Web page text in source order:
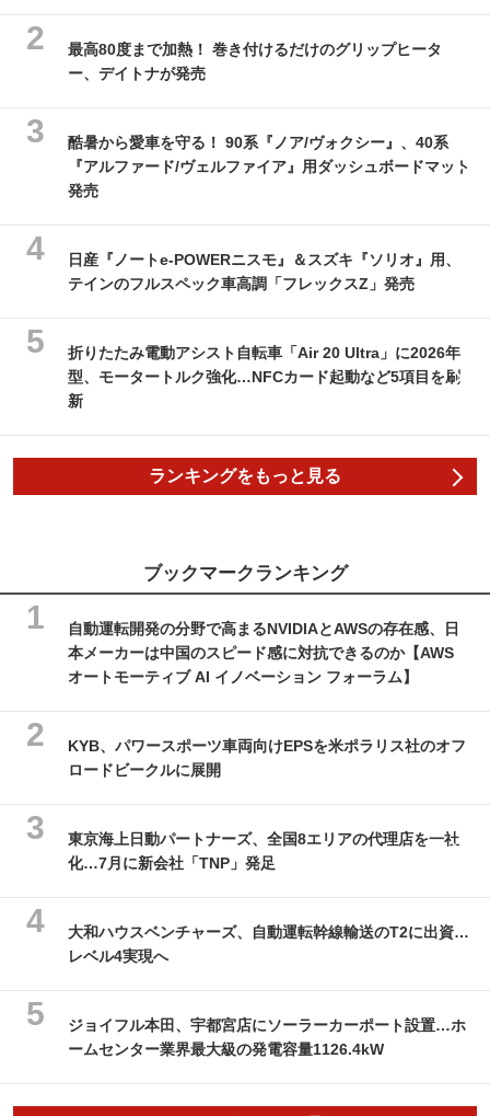
最高80度まで加熱！ 巻き付けるだけのグリップヒータ
ー、デイトナが発売
酷暑から愛車を守る！ 90系『ノア/ヴォクシー』、40系
『アルファード/ヴェルファイア』用ダッシュボードマット
発売
日産『ノートe-POWERニスモ』＆スズキ『ソリオ』用、
テインのフルスペック車高調「フレックスZ」発売
折りたたみ電動アシスト自転車「Air 20 Ultra」に2026年
型、モータートルク強化…NFCカード起動など5項目を刷
新
ランキングをもっと見る
ブックマークランキング
自動運転開発の分野で高まるNVIDIAとAWSの存在感、日
本メーカーは中国のスピード感に対抗できるのか【AWS
オートモーティブ AI イノベーション フォーラム】
KYB、パワースポーツ車両向けEPSを米ポラリス社のオフ
ロードビークルに展開
東京海上日動パートナーズ、全国8エリアの代理店を一社
化…7月に新会社「TNP」発足
大和ハウスベンチャーズ、自動運転幹線輸送のT2に出資…
レベル4実現へ
ジョイフル本田、宇都宮店にソーラーカーポート設置…ホ
ームセンター業界最大級の発電容量1126.4kW